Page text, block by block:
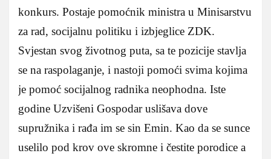
konkurs. Postaje pomoćnik ministra u Minisarstvu
za rad, socijalnu politiku i izbjeglice ZDK.
Svjestan svog životnog puta, sa te pozicije stavlja
se na raspolaganje, i nastoji pomoći svima kojima
je pomoć socijalnog radnika neophodna. Iste
godine Uzvišeni Gospodar uslišava dove
supružnika i rađa im se sin Emin. Kao da se sunce
uselilo pod krov ove skromne i čestite porodice a